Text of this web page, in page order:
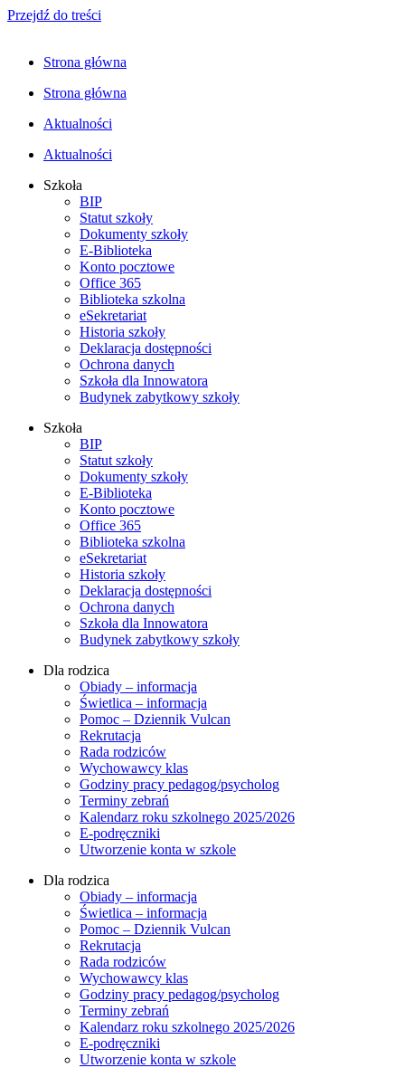
Przejdź do treści
Strona główna
Strona główna
Aktualności
Aktualności
Szkoła
BIP
Statut szkoły
Dokumenty szkoły
E-Biblioteka
Konto pocztowe
Office 365
Biblioteka szkolna
eSekretariat
Historia szkoły
Deklaracja dostępności
Ochrona danych
Szkoła dla Innowatora
Budynek zabytkowy szkoły
Szkoła
BIP
Statut szkoły
Dokumenty szkoły
E-Biblioteka
Konto pocztowe
Office 365
Biblioteka szkolna
eSekretariat
Historia szkoły
Deklaracja dostępności
Ochrona danych
Szkoła dla Innowatora
Budynek zabytkowy szkoły
Dla rodzica
Obiady – informacja
Świetlica – informacja
Pomoc – Dziennik Vulcan
Rekrutacja
Rada rodziców
Wychowawcy klas
Godziny pracy pedagog/psycholog
Terminy zebrań
Kalendarz roku szkolnego 2025/2026
E-podręczniki
Utworzenie konta w szkole
Dla rodzica
Obiady – informacja
Świetlica – informacja
Pomoc – Dziennik Vulcan
Rekrutacja
Rada rodziców
Wychowawcy klas
Godziny pracy pedagog/psycholog
Terminy zebrań
Kalendarz roku szkolnego 2025/2026
E-podręczniki
Utworzenie konta w szkole